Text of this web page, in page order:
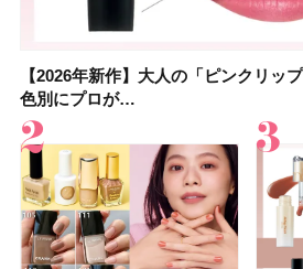
【2026年新作】大人の「ピンクリッ
色別にプロが…
【上田竜也さんのマイベストコスメ
したからこそ愛が深…
【2026年新作】大人の「ピンクリッ
色別にプロが…
【2026夏】「香水・フレグランス」
容マニア・マ…
【2026夏】「歯磨き粉・オーラルケ
＜美容マニア…
【2026年夏】40代におすすめの髪型
入れが楽な…
【鈴木えみさんの愛用品30選】コス
アetc.お気に…
【キャンメイク】売切続出！先行発
セッティングパウダ…